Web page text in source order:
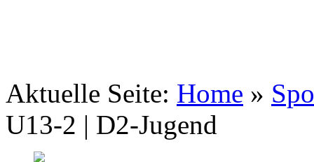
Aktuelle Seite: Home »
U13-2 | D2-Jugend